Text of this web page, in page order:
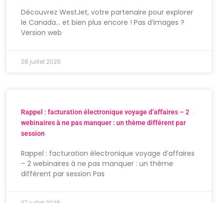
Découvrez WestJet, votre partenaire pour explorer
le Canada… et bien plus encore ! Pas d’images ?
Version web
28 juillet 2026
Rappel : facturation électronique voyage d’affaires – 2
webinaires à ne pas manquer : un thème différent par
session
Rappel : facturation électronique voyage d’affaires
– 2 webinaires à ne pas manquer : un thème
différent par session Pas